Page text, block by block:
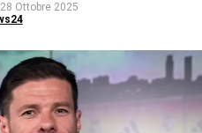
28 Ottobre 2025